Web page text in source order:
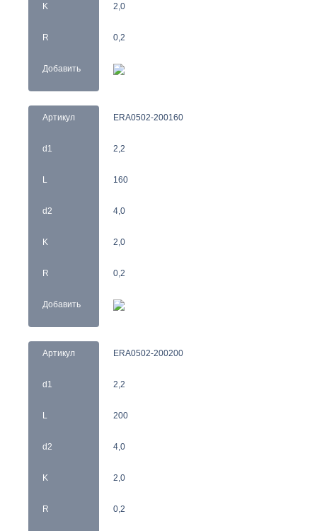
K
R
Добавить
2,0
0,2
Артикул
d1
L
d2
K
R
Добавить
ERA0502-200160
2,2
160
4,0
2,0
0,2
Артикул
d1
L
d2
K
R
ERA0502-200200
2,2
200
4,0
2,0
0,2